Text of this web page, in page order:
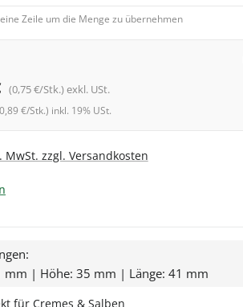
Zeile um die Menge zu übernehmen
(0,75 €/Stk.) exkl. USt.
€/Stk.) inkl. 19% USt.
MwSt. zzgl. Versandkosten
mm | Höhe: 35 mm | Länge: 41 mm
für Cremes & Salben